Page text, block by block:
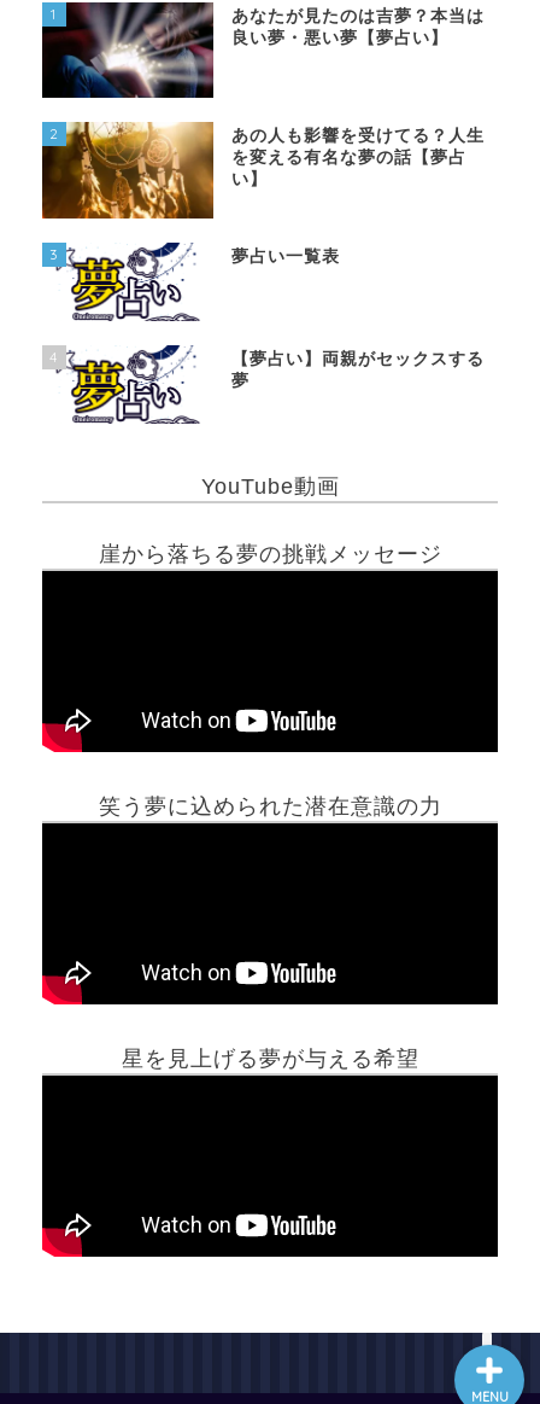
1
あなたが見たのは吉夢？本当は
良い夢・悪い夢【夢占い】
2
あの人も影響を受けてる？人生
を変える有名な夢の話【夢占
い】
3 夢占い一覧表
4
【夢占い】両親がセックスする
夢
YouTube動画
崖から落ちる夢の挑戦メッセージ
笑う夢に込められた潜在意識の力
星を見上げる夢が与える希望
MENU
ホーム
最新記事動画